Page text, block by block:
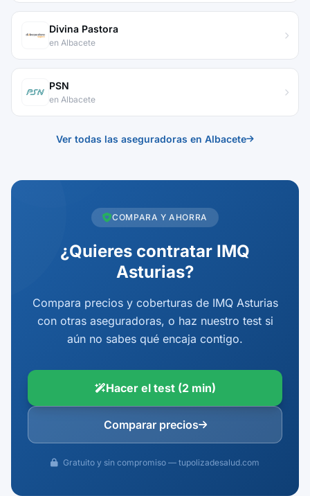
Divina Pastora
en Albacete
PSN
en Albacete
Ver todas las aseguradoras en Albacete
COMPARA Y AHORRA
¿Quieres contratar IMQ
Asturias?
Compara precios y coberturas de IMQ Asturias
con otras aseguradoras, o haz nuestro test si
aún no sabes qué encaja contigo.
Hacer el test (2 min)
Comparar precios
Gratuito y sin compromiso — tupolizadesalud.com